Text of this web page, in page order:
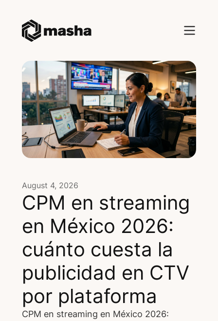
August 4, 2026
CPM en streaming
en México 2026:
cuánto cuesta la
publicidad en CTV
por plataforma
CPM en streaming en México 2026: